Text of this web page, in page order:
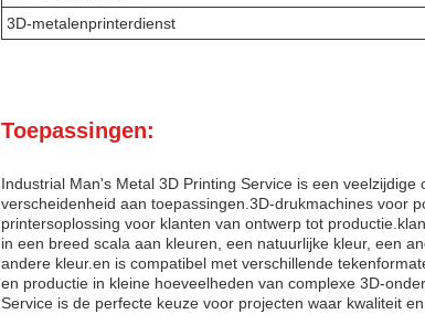
3D-metalenprinterdienst
Toepassingen:
Industrial Man's Metal 3D Printing Service is een
verscheidenheid aan toepassingen.3D-drukmachines voor
printersoplossing voor klanten van ontwerp tot
in een breed scala aan kleuren, een natuurlijke kleur, een
andere kleur.en is compatibel met verschillende
en productie in kleine hoeveelheden van complexe 3D-
Service is de perfecte keuze voor projecten waar kwaliteit